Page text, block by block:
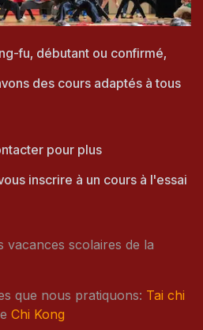
fu, débutant ou confirmé,
des cours adaptés à tous
pour plus
inscrire à un cours à l'essai
vacances scolaires de la
que nous pratiquons: Tai chi
Chi Kong